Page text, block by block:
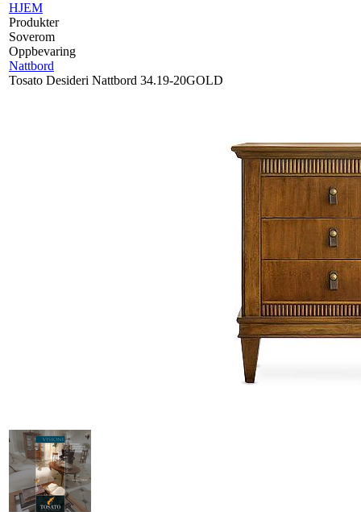
HJEM
Produkter
Soverom
Oppbevaring
Nattbord
Tosato Desideri Nattbord 34.19-20GOLD